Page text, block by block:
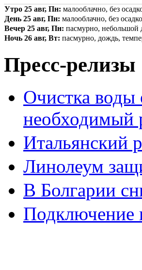
Утро 25 авг, Пн: малооблачно, без
День 25 авг, Пн: малооблачно, без
Вечер 25 авг, Пн: пасмурно, небольшой
Ночь 26 авг, Вт: пасмурно, дождь,
Пресс-релизы
Очистка воды
необходимый
Итальянский
Линолеум
В Болгарии
Подключение